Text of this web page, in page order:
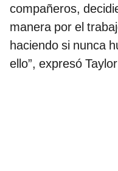
compañeros,
manera por el
haciendo si nunca
ello”, expresó